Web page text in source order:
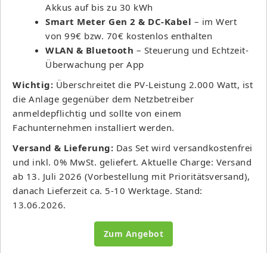
Akkus auf bis zu 30 kWh
Smart Meter Gen 2 & DC-Kabel – im Wert
von 99€ bzw. 70€ kostenlos enthalten
WLAN & Bluetooth – Steuerung und Echtzeit-
Überwachung per App
Wichtig: Überschreitet die PV-Leistung 2.000 Watt, ist
die Anlage gegenüber dem Netzbetreiber
anmeldepflichtig und sollte von einem
Fachunternehmen installiert werden.
Versand & Lieferung: Das Set wird versandkostenfrei
und inkl. 0% MwSt. geliefert. Aktuelle Charge: Versand
ab 13. Juli 2026 (Vorbestellung mit Prioritätsversand),
danach Lieferzeit ca. 5-10 Werktage. Stand:
13.06.2026.
Zum Angebot